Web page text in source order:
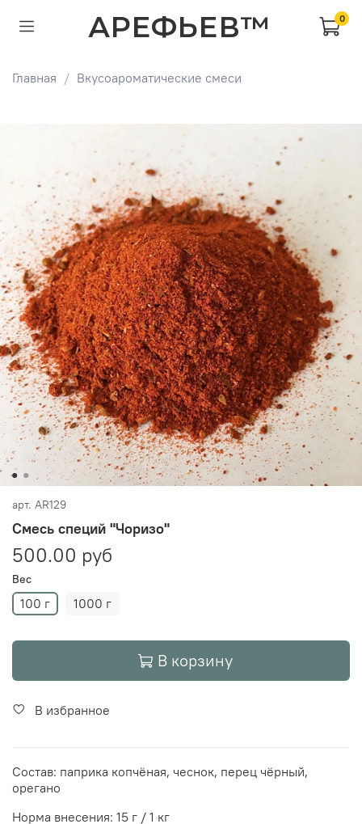
АРЕФЬЕВ™ 0
Главная Вкусоароматические смеси
арт. AR129
Смесь специй "Чоризо"
500.00 руб
Вес
100 г 1000 г
В корзину
В избранное
Состав: паприка копчёная, чеснок, перец чёрный,
орегано
Норма внесения: 15 г / 1 кг